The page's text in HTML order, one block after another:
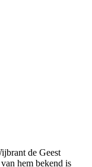
de Geest
hem bekend is